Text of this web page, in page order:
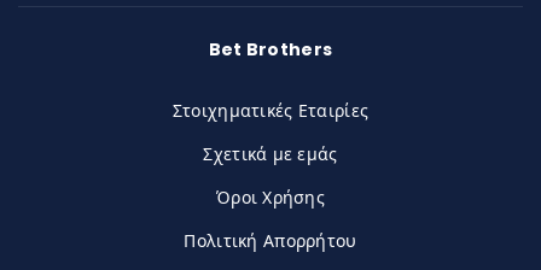
Bet Brothers
Στοιχηματικές Εταιρίες
Σχετικά με εμάς
Όροι Χρήσης
Πολιτική Απορρήτου